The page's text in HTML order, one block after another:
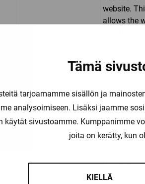
Tämä
tarjoamamme sisällön ja
analysoimiseen. Lisäksi jaamme
käytät sivustoamme. Kumppanimme
joita on kerätty, kun
KIELLÄ
website.
allows the
www.sportia-10.fi
Necessary
Google
Used to
the user's
www.sportia-10.fi
Used to
the user's